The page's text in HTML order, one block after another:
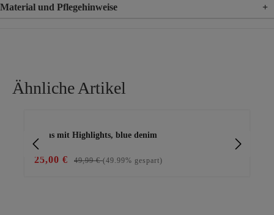
Material und Pflegehinweise +
Ähnliche Artikel
Jeans mit Highlights, blue denim
25,00 € 49,99 €(49.99% gespart)